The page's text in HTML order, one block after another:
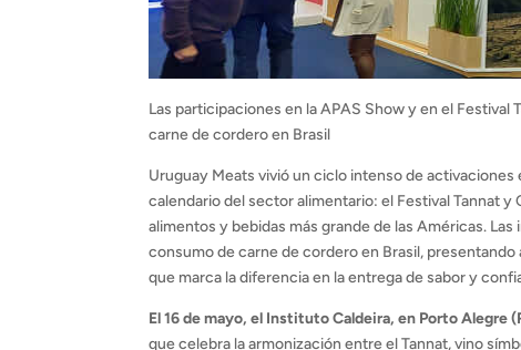
Las participaciones en la APAS Show y en el
carne de cordero en Brasil
Uruguay Meats vivió un ciclo intenso de
calendario del sector alimentario: el Festival Tannat y
alimentos y bebidas más grande de las Américas.
consumo de carne de cordero en Brasil,
que marca la diferencia en la entrega de sabor y
El 16 de mayo, el Instituto Caldeira, en Porto Alegre
que celebra la armonización entre el Tannat, vino